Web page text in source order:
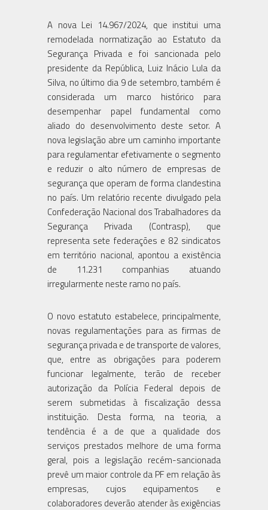
A nova Lei 14.967/2024, que institui uma
remodelada normatização ao Estatuto da
Segurança Privada e foi sancionada pelo
presidente da República, Luiz Inácio Lula da
Silva, no último dia 9 de setembro, também é
considerada um marco histórico para
desempenhar papel fundamental como
aliado do desenvolvimento deste setor. A
nova legislação abre um caminho importante
para regulamentar efetivamente o segmento
e reduzir o alto número de empresas de
segurança que operam de forma clandestina
no país. Um relatório recente divulgado pela
Confederação Nacional dos Trabalhadores da
Segurança Privada (Contrasp), que
representa sete federações e 82 sindicatos
em território nacional, apontou a existência
de 11.231 companhias atuando
irregularmente neste ramo no país.
O novo estatuto estabelece, principalmente,
novas regulamentações para as firmas de
segurança privada e de transporte de valores,
que, entre as obrigações para poderem
funcionar legalmente, terão de receber
autorização da Polícia Federal depois de
serem submetidas à fiscalização dessa
instituição. Desta forma, na teoria, a
tendência é a de que a qualidade dos
serviços prestados melhore de uma forma
geral, pois a legislação recém-sancionada
prevê um maior controle da PF em relação às
empresas, cujos equipamentos e
colaboradores deverão atender às exigências